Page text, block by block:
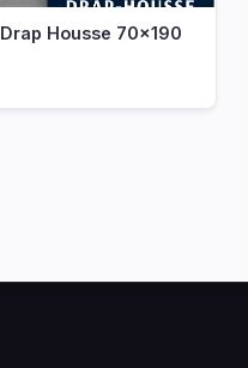
Drap Housse 70x190